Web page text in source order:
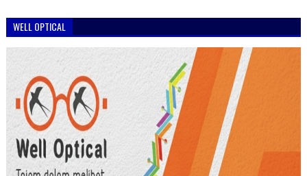
WELL OPTICAL